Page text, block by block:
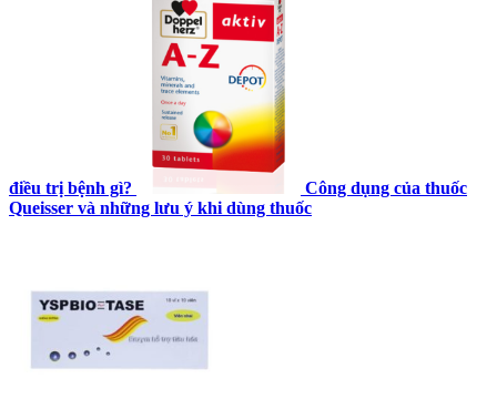
điều trị bệnh gì?
Công dụng của thuốc
Queisser và những lưu ý khi dùng thuốc